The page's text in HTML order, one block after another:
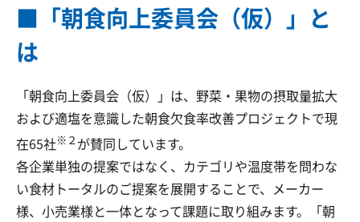
■「朝食向上委員会（仮）」と
は
「朝食向上委員会（仮）」は、野菜・果物の摂取量拡大
および適塩を意識した朝食欠食率改善プロジェクトで現
在65社※２が賛同しています。
各企業単独の提案ではなく、カテゴリや温度帯を問わな
い食材トータルのご提案を展開することで、メーカー
様、小売業様と一体となって課題に取り組みます。「朝